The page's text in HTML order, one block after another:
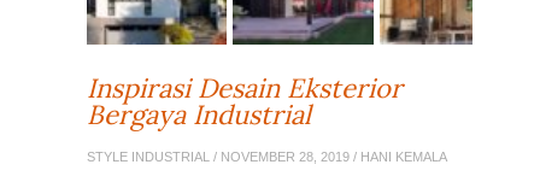
Inspirasi Desain Eksterior
Bergaya Industrial
STYLE INDUSTRIAL / NOVEMBER 28, 2019 / HANI KEMALA